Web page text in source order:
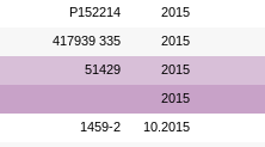
P152214 2015
417939 335 2015
51429 2015
2015
1459-2 10.2015